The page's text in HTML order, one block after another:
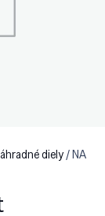
diely/ NA